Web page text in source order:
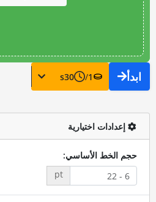
ابدأ 1
/
30
s
إعدادات اختيارية
حجم الخط الأساسي:
pt